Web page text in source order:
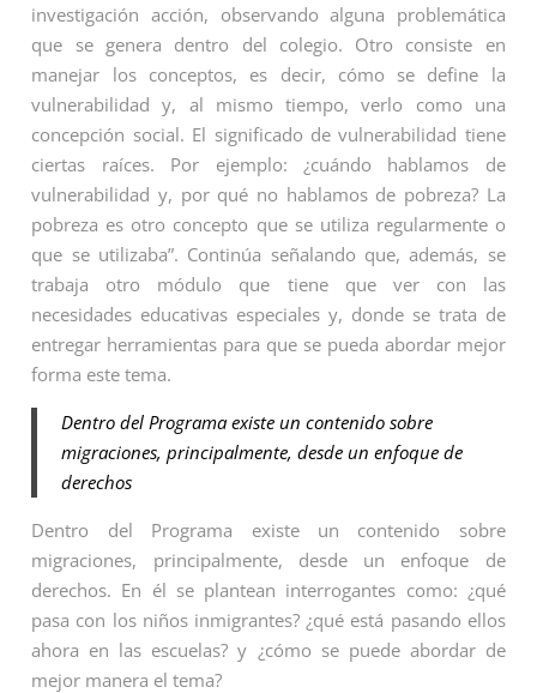
investigación acción, observando alguna problemática
que se genera dentro del colegio. Otro consiste en
manejar los conceptos, es decir, cómo se define la
vulnerabilidad y, al mismo tiempo, verlo como una
concepción social. El significado de vulnerabilidad tiene
ciertas raíces. Por ejemplo: ¿cuándo hablamos de
vulnerabilidad y, por qué no hablamos de pobreza? La
pobreza es otro concepto que se utiliza regularmente o
que se utilizaba”. Continúa señalando que, además, se
trabaja otro módulo que tiene que ver con las
necesidades educativas especiales y, donde se trata de
entregar herramientas para que se pueda abordar mejor
forma este tema.
Dentro del Programa existe un contenido sobre
migraciones, principalmente, desde un enfoque de
derechos
Dentro del Programa existe un contenido sobre
migraciones, principalmente, desde un enfoque de
derechos. En él se plantean interrogantes como: ¿qué
pasa con los niños inmigrantes? ¿qué está pasando ellos
ahora en las escuelas? y ¿cómo se puede abordar de
mejor manera el tema?